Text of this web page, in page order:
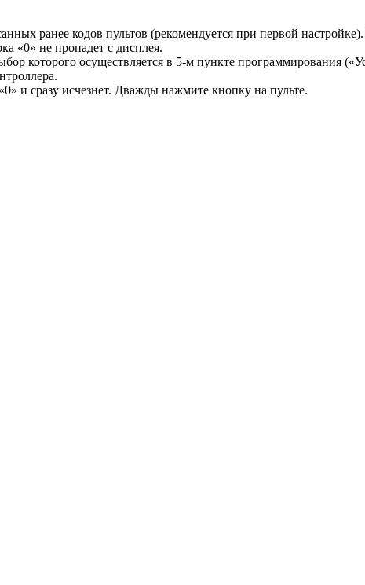
ранее кодов пультов (рекомендуется при первой
«0» не пропадет с дисплея.
которого осуществляется в 5-м пункте программирования
и сразу исчезнет. Дважды нажмите кнопку на пульте.